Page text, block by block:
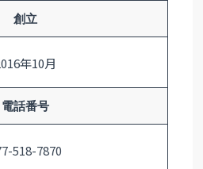
創立
年10月
電話番号
518-7870